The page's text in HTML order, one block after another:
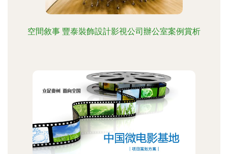
空間敘事 豐泰裝飾設計影視公司辦公室案例賞析